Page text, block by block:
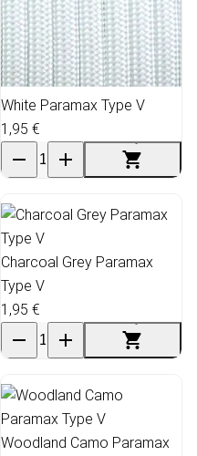
White Paramax Type V
1,95 €
Charcoal Grey Paramax
Type V
1,95 €
Woodland Camo Paramax